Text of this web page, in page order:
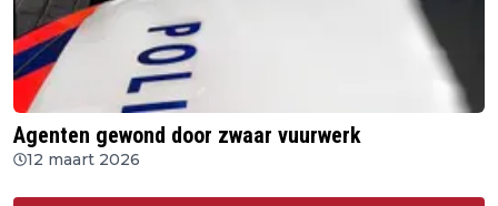
Agenten gewond door zwaar vuurwerk
12 maart 2026